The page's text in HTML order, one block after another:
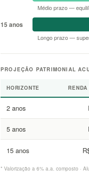
Médio prazo —
15 anos
Longo prazo —
PROJEÇÃO PATRIMONIAL
HORIZONTE
2 anos
5 anos
15 anos
* Valorização a 6% a.a. composto ·